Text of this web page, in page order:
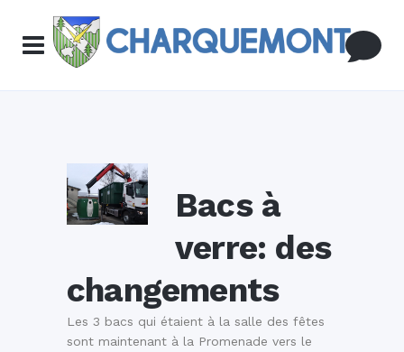
Bacs à
verre: des
changements
Les 3 bacs qui étaient à la salle des fêtes
sont maintenant à la Promenade vers le